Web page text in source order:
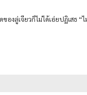
งลู่เจียวก็ไม่ได้เอ่ยปฏิเสธ “